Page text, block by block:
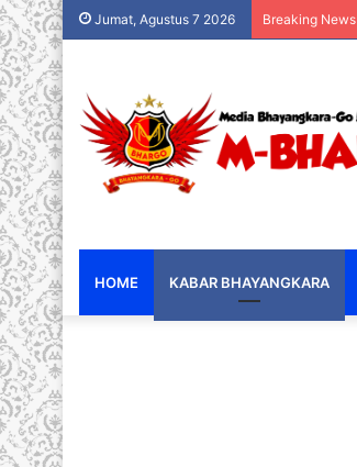
Jumat, Agustus 7 2026 Breaking News
HOME KABAR BHAYANGKARA